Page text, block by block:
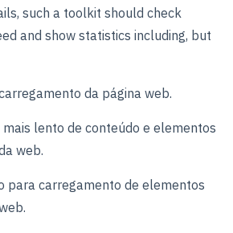
such a toolkit should check
and show statistics including, but
da página web.
lento de conteúdo e elementos
web.
para carregamento de elementos